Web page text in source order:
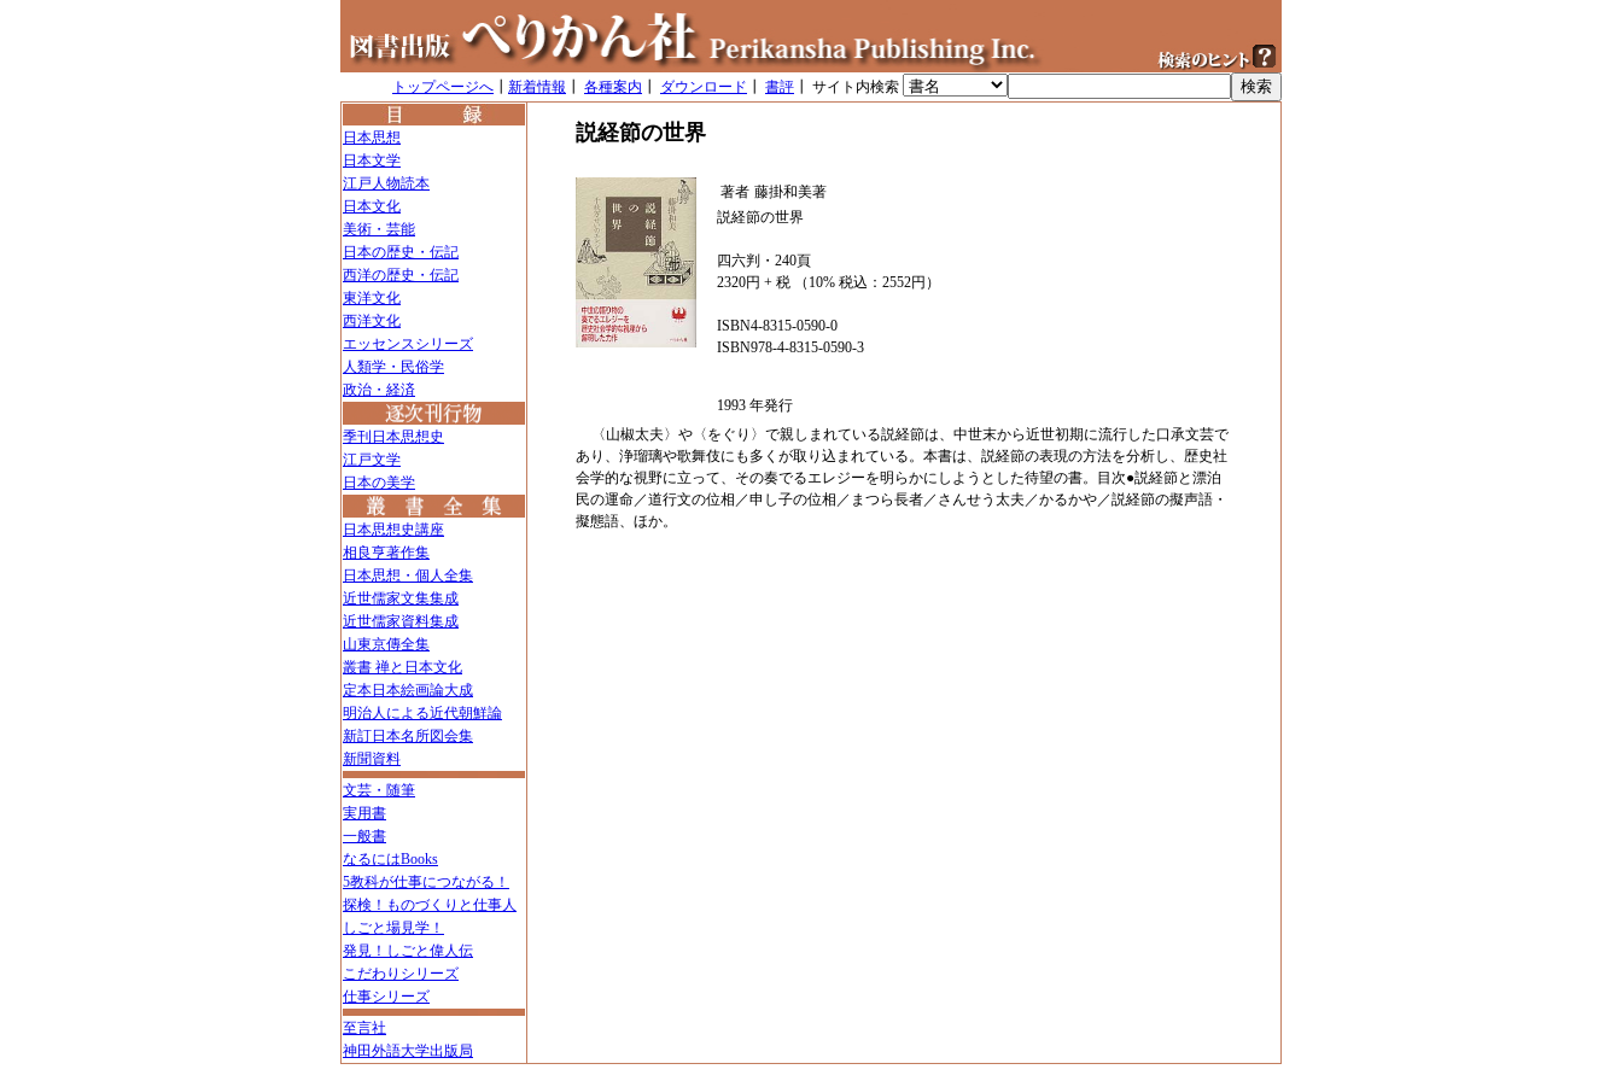
トップページへ 新着情報 各種案内 ダウンロード 書評 ┃ サイト内検索
日本思想
日本文学
江戸人物読本
日本文化
美術・芸能
日本の歴史・伝記
西洋の歴史・伝記
東洋文化
西洋文化
エッセンスシリーズ
人類学・民俗学
政治・経済
季刊日本思想史
江戸文学
日本の美学
日本思想史講座
相良亨著作集
日本思想・個人全集
近世儒家文集集成
近世儒家資料集成
山東京傳全集
叢書 禅と日本文化
定本日本絵画論大成
明治人による近代朝鮮論
新訂日本名所図会集
新聞資料
文芸・随筆
実用書
一般書
なるにはBooks
5教科が仕事につながる！
探検！ものづくりと仕事人
しごと場見学！
発見！しごと偉人伝
こだわりシリーズ
仕事シリーズ
至言社
神田外語大学出版局
説経節の世界
著者 藤掛和美著
説経節の世界
四六判・240頁
2320円 + 税 （10% 税込：2552円）
ISBN4-8315-0590-0
ISBN978-4-8315-0590-3
1993 年発行
〈山椒太夫〉や〈をぐり〉で親しまれている説経節は、中世末から近世初期に流行した口承文芸で
あり、浄瑠璃や歌舞伎にも多くが取り込まれている。本書は、説経節の表現の方法を分析し、歴史社
会学的な視野に立って、その奏でるエレジーを明らかにしようとした待望の書。目次●説経節と漂泊
民の運命／道行文の位相／申し子の位相／まつら長者／さんせう太夫／かるかや／説経節の擬声語・
擬態語、ほか。